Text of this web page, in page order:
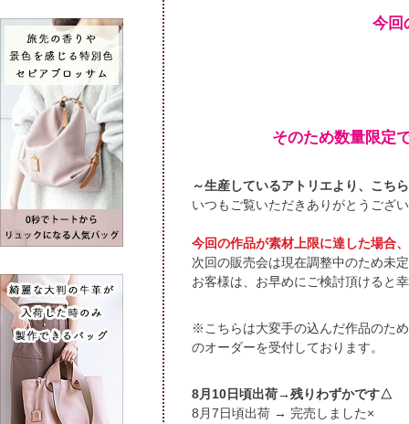
今回
そのため数量限定
～生産しているアトリエより、こち
いつもご覧いただきありがとうござ
今回の作品が素材上限に達した場合
次回の販売会は現在調整中のため未
お客様は、お早めにご検討頂けると
※こちらは大変手の込んだ作品のた
のオーダーを受付しております。
頃出荷→残りわずかです△
頃出荷 → 完売しました×